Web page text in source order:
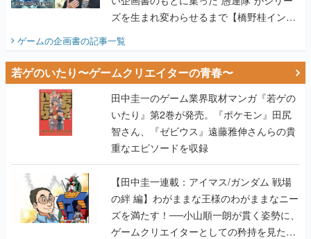
ズを生まれ変わらせるまで【橋野桂インタ
ゲームの企画書の記事一覧
若ゲのいたり〜ゲームクリエイターの青春〜
田中圭一のゲーム業界取材マンガ『若ゲの
いたり』第2巻が発売。『ポケモン』田尻
智さん、『ゼビウス』遠藤雅伸さんらの貴
重なエピソードを収録
【田中圭一連載：アイマス/ガンダム 戦場
の絆 編】わがままな王様のわがままなニー
ズを満たす！──小山順一朗が貫く姿勢に、
ゲームクリエイターとしての矜持を見た